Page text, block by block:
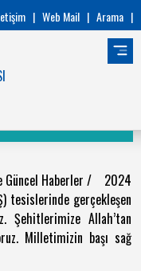
| Web Mail | Arama |
Güncel Haberler / 2024
tesislerinde gerçekleşen
Şehitlerimize Allah’tan
Milletimizin başı sağ